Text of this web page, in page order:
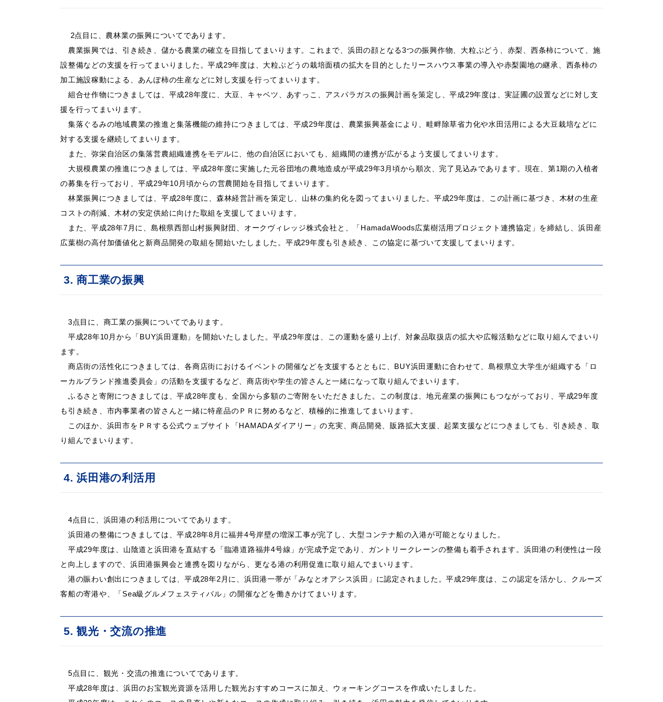
2点目に、農林業の振興についてであります。
農業振興では、引き続き、儲かる農業の確立を目指してまいります。これまで、浜田の顔となる3つの振興作物、大粒ぶどう、赤梨、西条柿について、施
設整備などの支援を行ってまいりました。平成29年度は、大粒ぶどうの栽培面積の拡大を目的としたリースハウス事業の導入や赤梨園地の継承、西条柿の
加工施設稼動による、あんぽ柿の生産などに対し支援を行ってまいります。
組合せ作物につきましては、平成28年度に、大豆、キャベツ、あすっこ、アスパラガスの振興計画を策定し、平成29年度は、実証圃の設置などに対し支
援を行ってまいります。
集落ぐるみの地域農業の推進と集落機能の維持につきましては、平成29年度は、農業振興基金により、畦畔除草省力化や水田活用による大豆栽培などに
対する支援を継続してまいります。
また、弥栄自治区の集落営農組織連携をモデルに、他の自治区においても、組織間の連携が広がるよう支援してまいります。
大規模農業の推進につきましては、平成28年度に実施した元谷団地の農地造成が平成29年3月頃から順次、完了見込みであります。現在、第1期の入植者
の募集を行っており、平成29年10月頃からの営農開始を目指してまいります。
林業振興につきましては、平成28年度に、森林経営計画を策定し、山林の集約化を図ってまいりました。平成29年度は、この計画に基づき、木材の生産
コストの削減、木材の安定供給に向けた取組を支援してまいります。
また、平成28年7月に、島根県西部山村振興財団、オークヴィレッジ株式会社と、「HamadaWoods広葉樹活用プロジェクト連携協定」を締結し、浜田産
広葉樹の高付加価値化と新商品開発の取組を開始いたしました。平成29年度も引き続き、この協定に基づいて支援してまいります。
3. 商工業の振興
3点目に、商工業の振興についてであります。
平成28年10月から「BUY浜田運動」を開始いたしました。平成29年度は、この運動を盛り上げ、対象品取扱店の拡大や広報活動などに取り組んでまいり
ます。
商店街の活性化につきましては、各商店街におけるイベントの開催などを支援するとともに、BUY浜田運動に合わせて、島根県立大学生が組織する「ロ
ーカルブランド推進委員会」の活動を支援するなど、商店街や学生の皆さんと一緒になって取り組んでまいります。
ふるさと寄附につきましては、平成28年度も、全国から多額のご寄附をいただきました。この制度は、地元産業の振興にもつながっており、平成29年度
も引き続き、市内事業者の皆さんと一緒に特産品のＰＲに努めるなど、積極的に推進してまいります。
このほか、浜田市をＰＲする公式ウェブサイト「HAMADAダイアリー」の充実、商品開発、販路拡大支援、起業支援などにつきましても、引き続き、取
り組んでまいります 。
4. 浜田港の利活用
4点目に、浜田港の利活用についてであります。
浜田港の整備につきましては、平成28年8月に福井4号岸壁の増深工事が完了し、大型コンテナ船の入港が可能となりました。
平成29年度は、山陰道と浜田港を直結する「臨港道路福井4号線」が完成予定であり、ガントリークレーンの整備も着手されます。浜田港の利便性は一段
と向上しますので、浜田港振興会と連携を図りながら、更なる港の利用促進に取り組んでまいります。
港の賑わい創出につきましては、平成28年2月に、浜田港一帯が「みなとオアシス浜田」に認定されました。平成29年度は、この認定を活かし、クルーズ
客船の寄港や、「Sea級グルメフェスティバル」の開催などを働きかけてまいります。
5. 観光・交流の推進
5点目に、観光・交流の推進についてであります。
平成28年度は、浜田のお宝観光資源を活用した観光おすすめコースに加え、ウォーキングコースを作成いたしました。